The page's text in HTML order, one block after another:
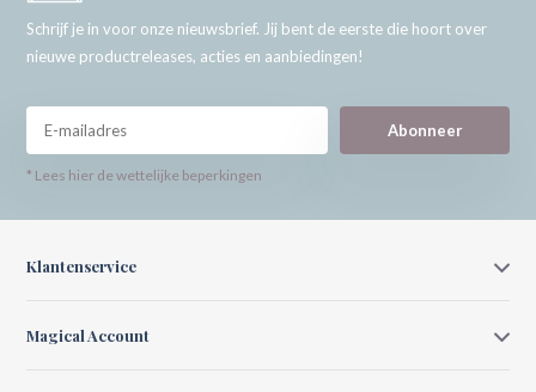
Schrijf je in voor onze nieuwsbrief. Jij bent de eerste die hoort over
nieuwe productreleases, acties en aanbiedingen!
Abonneer
* Lees hier de wettelijke beperkingen
Klantenservice
Magical Account